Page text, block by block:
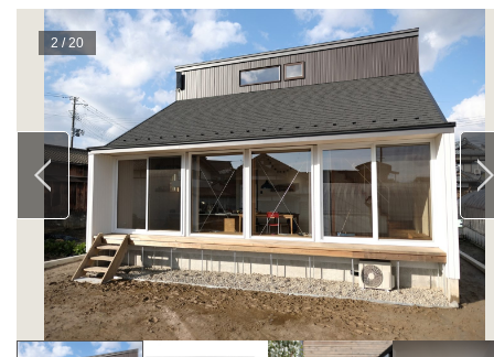
2 /20